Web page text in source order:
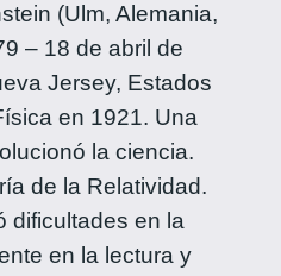
(Ulm, Alemania,
– 18 de abril de
Jersey, Estados
en 1921. Una
la ciencia.
de la Relatividad.
dificultades en la
en la lectura y